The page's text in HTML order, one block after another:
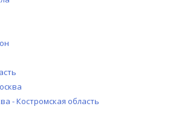
- Костромская область